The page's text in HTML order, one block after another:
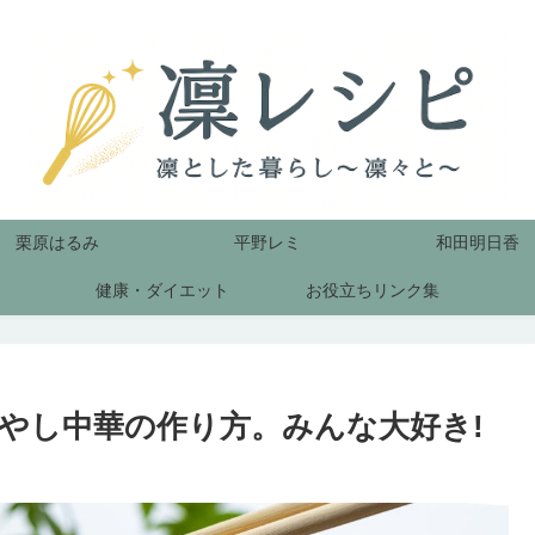
栗原はるみ 平野レミ 和田明日香
健康・ダイエット お役立ちリンク集
し中華の作り方。みんな大好き!